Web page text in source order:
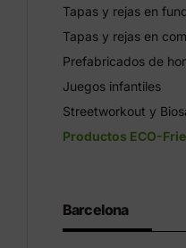
Tapas y rejas en
Tapas y rejas en
Prefabricados de
Juegos infantiles
Streetworkout y
Productos ECO-
Barcelona